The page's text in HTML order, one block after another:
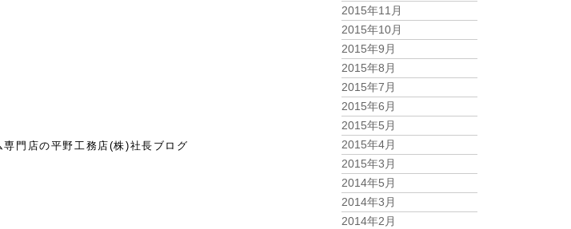
門店の平野工務店(株)社長ブログ
2015年11月
2015年10月
2015年9月
2015年8月
2015年7月
2015年6月
2015年5月
2015年4月
2015年3月
2014年5月
2014年3月
2014年2月